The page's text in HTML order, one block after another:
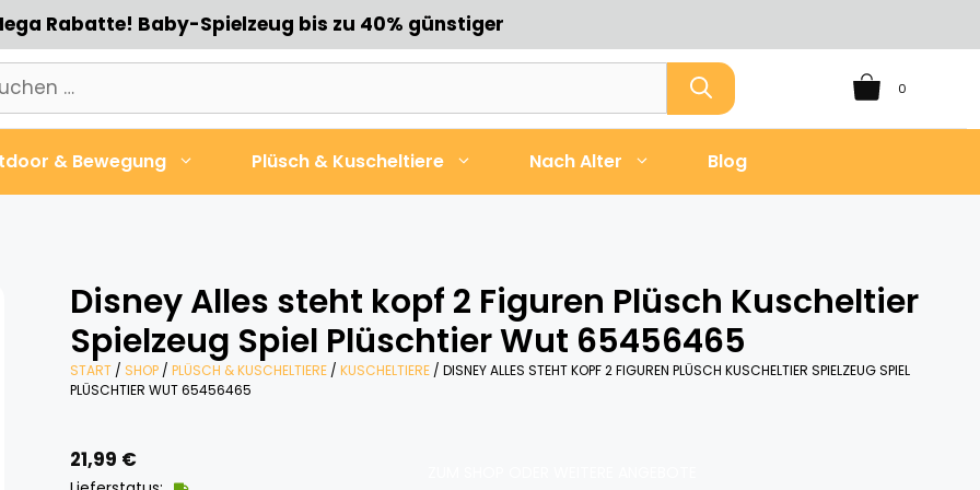
Rabatte! Baby-Spielzeug bis zu 40% günstiger
0
& Bewegung Plüsch & Kuscheltiere Nach Alter Blog
Disney Alles steht kopf 2 Figuren Plüsch Kuscheltier
Spielzeug Spiel Plüschtier Wut 65456465
START / SHOP / PLÜSCH & KUSCHELTIERE / KUSCHELTIERE / DISNEY ALLES STEHT KOPF 2 FIGUREN PLÜSCH KUSCHELTIER SPIELZEUG SPIEL
PLÜSCHTIER WUT 65456465
21,99 €